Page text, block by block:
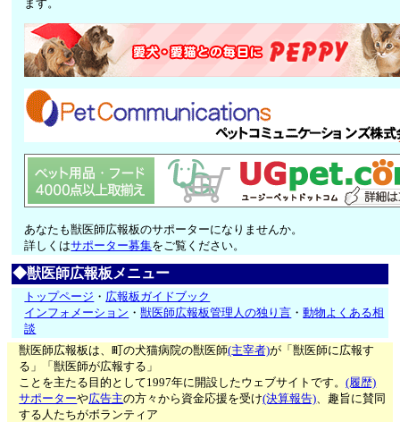
ます。
あなたも獣医師広報板のサポーターになりませんか。
詳しくはサポーター募集をご覧ください。
◆獣医師広報板メニュー
トップページ ・ 広報板ガイドブック
インフォメーション ・獣医師広報板管理人の独り言 ・動物よくある相
談
獣医師広報板は、町の犬猫病院の獣医師(主宰者)が「獣医師に広報す
る」「獣医師が広報する」
ことを主たる目的として1997年に開設したウェブサイトです。(履歴)
サポーターや広告主の方々から資金応援を受け(決算報告)、趣旨に賛同
する人たちがボランティア